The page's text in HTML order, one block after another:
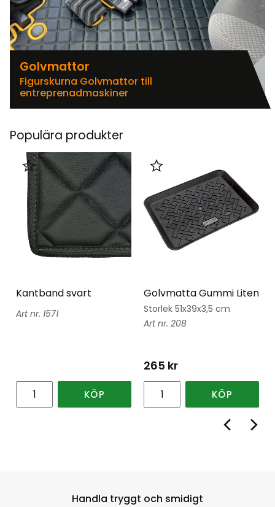
Golvmattor
Figurskurna Golvmattor till
entreprenadmaskiner
Populära produkter
Kantband svart
1571
Lägg till i favoriter
KÖP
Golvmatta Gummi Liten
Storlek 51x39x3,5 cm
208
265 kr
Lägg till i favoriter
KÖP
Handla tryggt och smidigt